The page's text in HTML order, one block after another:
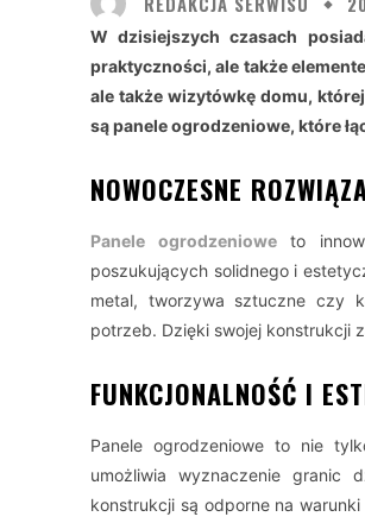
W dzisiejszych czasach
praktyczności, ale także
ale także wizytówkę domu,
są panele ogrodzeniowe, które
NOWOCZESNE
Panele ogrodzenioweto
poszukujących solidnego i
metal, tworzywa sztuczne czy
potrzeb. Dzięki swojej konstrukcji
FUNKCJONALNOŚĆ I
Panele ogrodzeniowe to nie
umożliwia wyznaczenie granic
konstrukcji są odporne na